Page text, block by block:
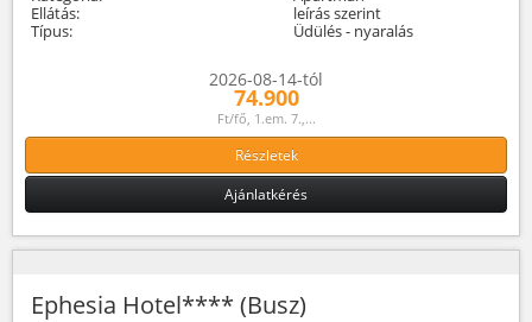
Ellátás:
leírás szerint
Típus:
Üdülés - nyaralás
2026-08-14-tól
74.900
Ft/fő, 1.em. 7.,...
Részletek
Ajánlatkérés
Ephesia Hotel**** (Busz)